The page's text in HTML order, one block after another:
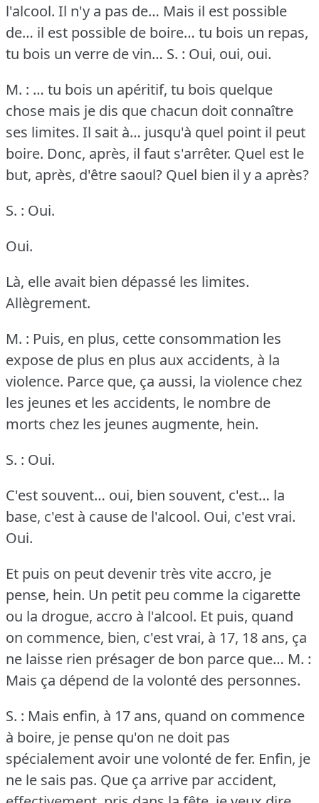
l'alcool. Il n'y a pas de… Mais il est possible
de… il est possible de boire… tu bois un repas,
tu bois un verre de vin… S. : Oui, oui, oui.
M. : … tu bois un apéritif, tu bois quelque
chose mais je dis que chacun doit connaître
ses limites. Il sait à… jusqu'à quel point il peut
boire. Donc, après, il faut s'arrêter. Quel est le
but, après, d'être saoul? Quel bien il y a après?
S. : Oui.
Oui.
Là, elle avait bien dépassé les limites.
Allègrement.
M. : Puis, en plus, cette consommation les
expose de plus en plus aux accidents, à la
violence. Parce que, ça aussi, la violence chez
les jeunes et les accidents, le nombre de
morts chez les jeunes augmente, hein.
S. : Oui.
C'est souvent… oui, bien souvent, c'est… la
base, c'est à cause de l'alcool. Oui, c'est vrai.
Oui.
Et puis on peut devenir très vite accro, je
pense, hein. Un petit peu comme la cigarette
ou la drogue, accro à l'alcool. Et puis, quand
on commence, bien, c'est vrai, à 17, 18 ans, ça
ne laisse rien présager de bon parce que… M. :
Mais ça dépend de la volonté des personnes.
S. : Mais enfin, à 17 ans, quand on commence
à boire, je pense qu'on ne doit pas
spécialement avoir une volonté de fer. Enfin, je
ne le sais pas. Que ça arrive par accident,